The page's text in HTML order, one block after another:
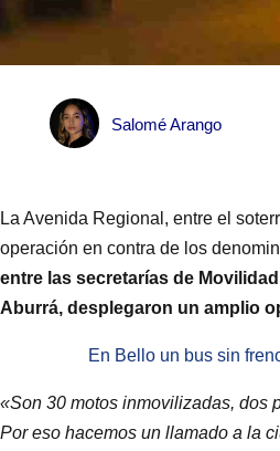
Salomé Arango
La Avenida Regional, entre el
operación en contra de los
entre las secretarías de
Aburrá, desplegaron un amplio
En Bello un bus sin
«Son 30 motos inmovilizadas, dos
Por eso hacemos un llamado a la